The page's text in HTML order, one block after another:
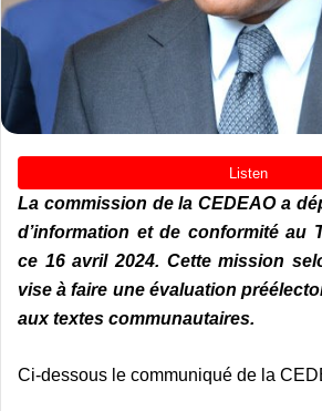
La commission de la CEDEAO a
d’information et de conformité au
ce 16 avril 2024. Cette mission
vise à faire une évaluation
aux textes communautaires.
Ci-dessous le communiqué de la